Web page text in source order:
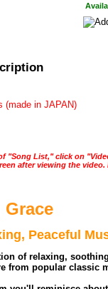
(made in JAPAN)
"Song List," click on
after viewing the
Grace
Peaceful
of relaxing,
from popular classic